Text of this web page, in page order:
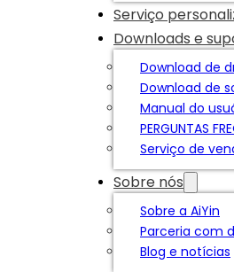
Serviço
Downloads e
Download de
Download de
Manual do
PERGUNTAS
Serviço de
Sobre nós
Sobre a AiYin
Parceria com
Blog e notícias